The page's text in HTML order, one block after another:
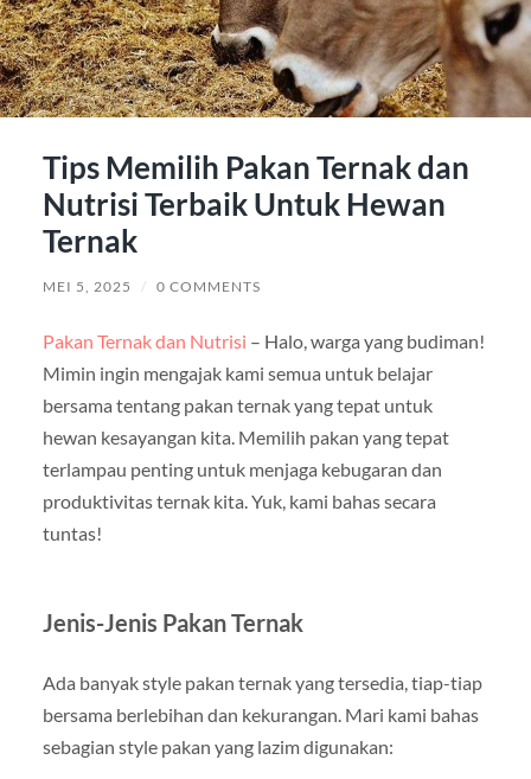
Tips Memilih Pakan Ternak dan
Nutrisi Terbaik Untuk Hewan
Ternak
MEI 5, 2025 / 0 COMMENTS
Pakan Ternak dan Nutrisi – Halo, warga yang budiman!
Mimin ingin mengajak kami semua untuk belajar
bersama tentang pakan ternak yang tepat untuk
hewan kesayangan kita. Memilih pakan yang tepat
terlampau penting untuk menjaga kebugaran dan
produktivitas ternak kita. Yuk, kami bahas secara
tuntas!
Jenis-Jenis Pakan Ternak
Ada banyak style pakan ternak yang tersedia, tiap-tiap
bersama berlebihan dan kekurangan. Mari kami bahas
sebagian style pakan yang lazim digunakan: